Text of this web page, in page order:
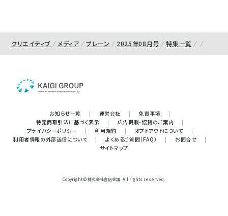
クリエイティブ メディア ブレーン 2025年08月号 特集一覧
お知らせ一覧 | 運営会社 | 免責事項
|
特定商取引法に基づく表示
| 広告掲載・協賛のご案内
|
プライバシーポリシー
| 利用規約 | オプトアウトについて
|
利用者情報の外部送信について
| よくあるご質問（FAQ） | お問合せ
|
サイトマップ
Copyright © 株式会社宣伝会議. All rights reserved.